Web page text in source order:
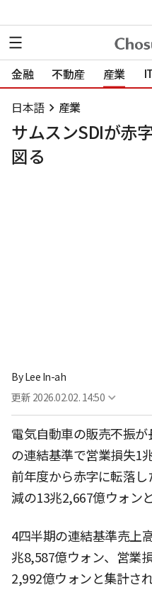
金融 不動産 産業
日本語 産業
サムスンSDIが赤
図る
By Lee In-ah
更新 2026.02.02. 14:50
電気自動車の販売不振
の連結基準で営業損失1
前年度から赤字に転落
減の13兆2,667億ウォン
4四半期の連結基準売上
兆8,587億ウォン、営業
2,992億ウォンと集計され